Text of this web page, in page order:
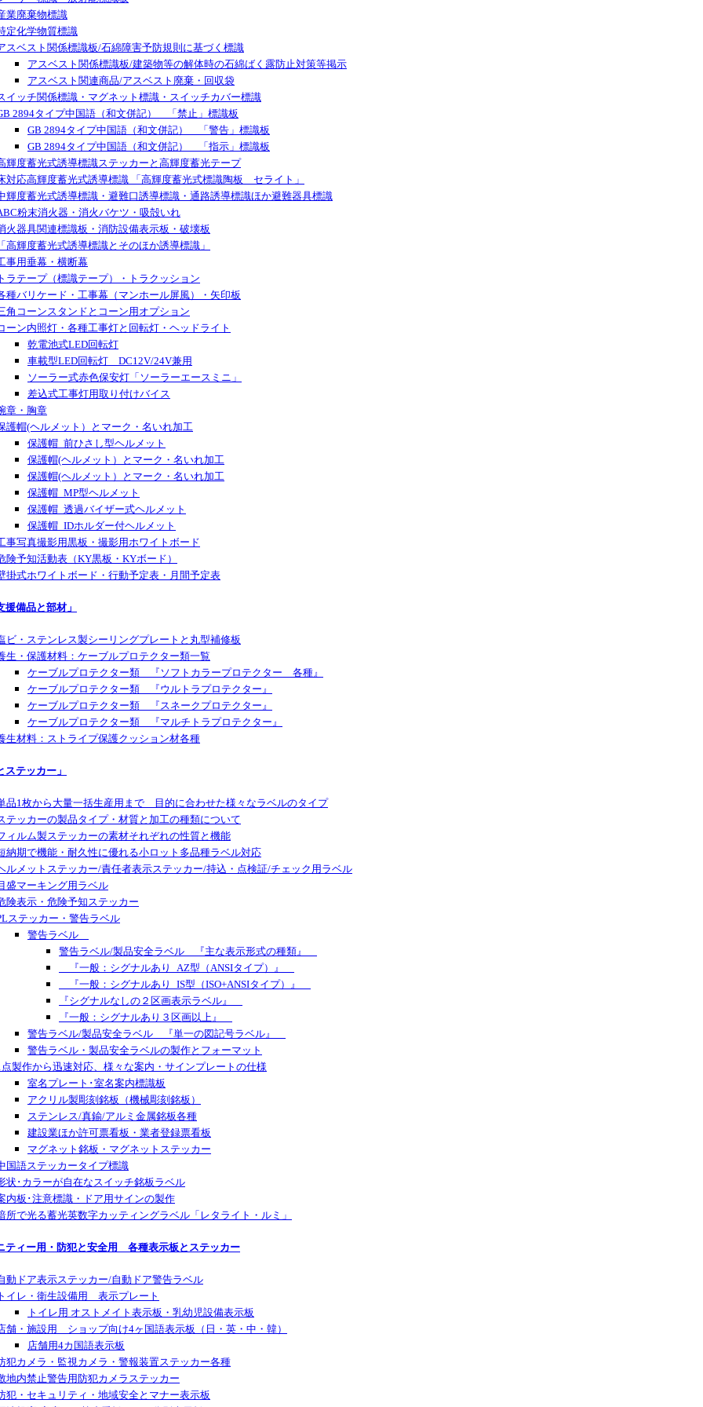
業廃棄物標識
定化学物質標識
スベスト関係標識板/石綿障害予防規則に基づく標識
アスベスト関係標識板/建築物等の解体時の石綿ばく露防止対策等掲示
アスベスト関連商品/アスベスト廃棄・回収袋
イッチ関係標識・マグネット標識・スイッチカバー標識
2894タイプ中国語（和文併記） 「禁止」標識板
GB 2894タイプ中国語（和文併記） 「警告」標識板
GB 2894タイプ中国語（和文併記） 「指示」標識板
輝度蓄光式誘導標識ステッカーと高輝度蓄光テープ
対応高輝度蓄光式誘導標識 「高輝度蓄光式標識陶板 セライト」
輝度蓄光式誘導標識・避難口誘導標識・通路誘導標識ほか避難器具標識
粉末消火器・消火バケツ・吸殻いれ
火器具関連標識板・消防設備表示板・破壊板
高輝度蓄光式誘導標識とそのほか誘導標識」
事用垂幕・横断幕
ラテープ（標識テープ）・トラクッション
種バリケード・工事幕（マンホール屏風）・矢印板
角コーンスタンドとコーン用オプション
ーン内照灯・各種工事灯と回転灯・ヘッドライト
乾電池式LED回転灯
車載型LED回転灯 DC12V/24V兼用
ソーラー式赤色保安灯「ソーラーエースミニ」
差込式工事灯用取り付けバイス
章・胸章
護帽(ヘルメット）とマーク・名いれ加工
保護帽_前ひさし型ヘルメット
保護帽(ヘルメット）とマーク・名いれ加工
保護帽(ヘルメット）とマーク・名いれ加工
保護帽_MP型ヘルメット
保護帽_透過バイザー式ヘルメット
保護帽_IDホルダー付ヘルメット
事写真撮影用黒板・撮影用ホワイトボード
険予知活動表（KY黒板・KYボード）
掛式ホワイトボード・行動予定表・月間予定表
援備品と部材」
ビ・ステンレス製シーリングプレートと丸型補修板
生・保護材料：ケーブルプロテクター類一覧
ケーブルプロテクター類 『ソフトカラープロテクター 各種』
ケーブルプロテクター類 『ウルトラプロテクター』
ケーブルプロテクター類 『スネークプロテクター』
ケーブルプロテクター類 『マルチトラプロテクター』
生材料：ストライプ保護クッション材各種
ステッカー」
品1枚から大量一括生産用まで 目的に合わせた様々なラベルのタイプ
テッカーの製品タイプ・材質と加工の種類について
ィルム製ステッカーの素材それぞれの性質と機能
納期で機能・耐久性に優れる小ロット多品種ラベル対応
ルメットステッカー/責任者表示ステッカー/持込・点検証/チェック用ラベル
盛マーキング用ラベル
険表示・危険予知ステッカー
ステッカー・警告ラベル
警告ラベル
警告ラベル/製品安全ラベル 『主な表示形式の種類』
『一般：シグナルあり_AZ型（ANSIタイプ）』
『一般：シグナルあり_IS型（ISO+ANSIタイプ）』
『シグナルなしの２区画表示ラベル』
『一般：シグナルあり３区画以上』
警告ラベル/製品安全ラベル 『単一の図記号ラベル』
警告ラベル・製品安全ラベルの製作とフォーマット
点製作から迅速対応、様々な案内・サインプレートの仕様
室名プレート･室名案内標識板
アクリル製彫刻銘板（機械彫刻銘板）
ステンレス/真鍮/アルミ金属銘板各種
建設業ほか許可票看板・業者登録票看板
マグネット銘板・マグネットステッカー
国語ステッカータイプ標識
状･カラーが自在なスイッチ銘板ラベル
内板･注意標識・ドア用サインの製作
所で光る蓄光英数字カッティングラベル「レタライト・ルミ」
ティー用・防犯と安全用 各種表示板とステッカー
動ドア表示ステッカー/自動ドア警告ラベル
イレ・衛生設備用 表示プレート
トイレ用 オストメイト表示板・乳幼児設備表示板
舗・施設用 ショップ向け4ヶ国語表示板（日・英・中・韓）
店舗用4カ国語表示板
犯カメラ・監視カメラ・警報装置ステッカー各種
地内禁止警告用防犯カメラステッカー
犯・セキュリティ・地域安全とマナー表示板